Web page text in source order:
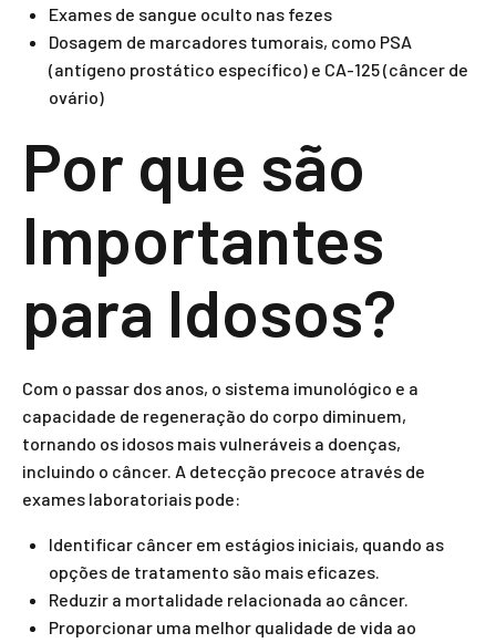
Exames de sangue oculto nas fezes
Dosagem de marcadores tumorais, como PSA
(antígeno prostático específico) e CA-125 (câncer de
ovário)
Por que são
Importantes
para Idosos?
Com o passar dos anos, o sistema imunológico e a
capacidade de regeneração do corpo diminuem,
tornando os idosos mais vulneráveis a doenças,
incluindo o câncer. A detecção precoce através de
exames laboratoriais pode:
Identificar câncer em estágios iniciais, quando as
opções de tratamento são mais eficazes.
Reduzir a mortalidade relacionada ao câncer.
Proporcionar uma melhor qualidade de vida ao